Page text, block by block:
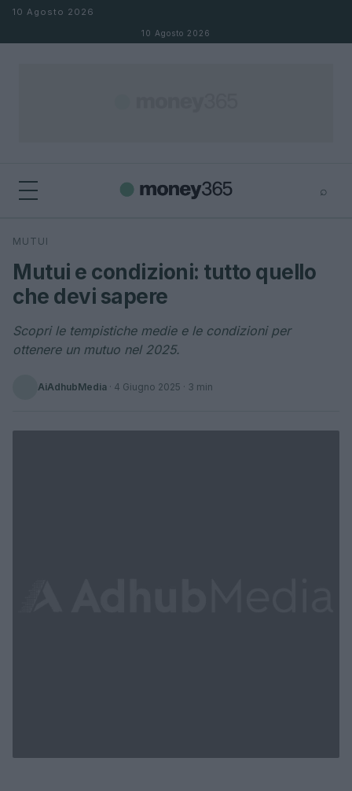
Salta al contenuto
10 Agosto 2026
10 Agosto 2026
⌕
Cerca
MUTUI
Mutui e condizioni: tutto quello
che devi sapere
Scopri le tempistiche medie e le condizioni per
ottenere un mutuo nel 2025.
AiAdhubMedia · 4 Giugno 2025 · 3 min